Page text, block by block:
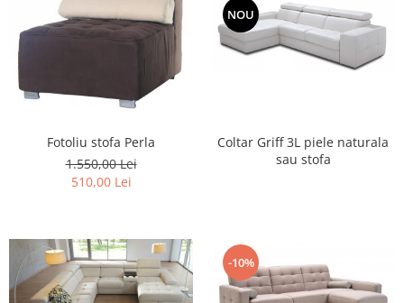
Fotoliu stofa Perla
1.550,00 Lei
510,00 Lei
NOU
Coltar Griff 3L piele naturala
sau stofa
-10%